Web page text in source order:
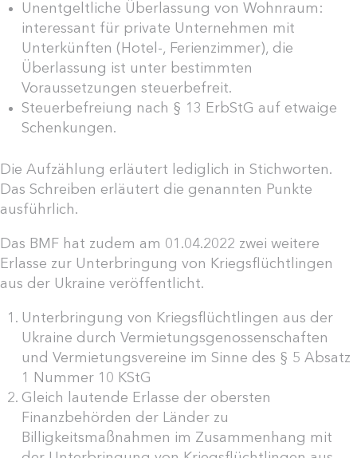
Unentgeltliche Überlassung von Wohnraum:
interessant für private Unternehmen mit
Unterkünften (Hotel-, Ferienzimmer), die
Überlassung ist unter bestimmten
Voraussetzungen steuerbefreit.
Steuerbefreiung nach § 13 ErbStG auf etwaige
Schenkungen.
Die Aufzählung erläutert lediglich in Stichworten.
Das Schreiben erläutert die genannten Punkte
ausführlich.
Das BMF hat zudem am 01.04.2022 zwei weitere
Erlasse zur Unterbringung von Kriegsflüchtlingen
aus der Ukraine veröffentlicht.
Unterbringung von Kriegsflüchtlingen aus der
Ukraine durch Vermietungsgenossenschaften
und Vermietungsvereine im Sinne des § 5 Absatz
1 Nummer 10 KStG
Gleich lautende Erlasse der obersten
Finanzbehörden der Länder zu
Billigkeitsmaßnahmen im Zusammenhang mit